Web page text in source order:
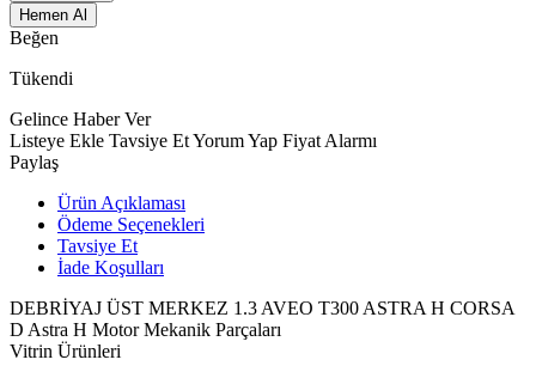
Hemen Al
Beğen
Tükendi
Gelince Haber Ver
Listeye Ekle Tavsiye EtYorum Yap Fiyat Alarmı
Paylaş
Ürün Açıklaması
Ödeme Seçenekleri
Tavsiye Et
İade Koşulları
DEBRİYAJ ÜST MERKEZ 1.3 AVEO T300 ASTRA H CORSA
D Astra H Motor Mekanik Parçaları
Vitrin Ürünleri